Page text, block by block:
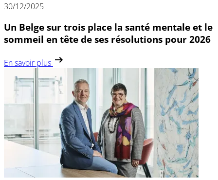
30/12/2025
Un Belge sur trois place la santé mentale et le
sommeil en tête de ses résolutions pour 2026
En savoir plus